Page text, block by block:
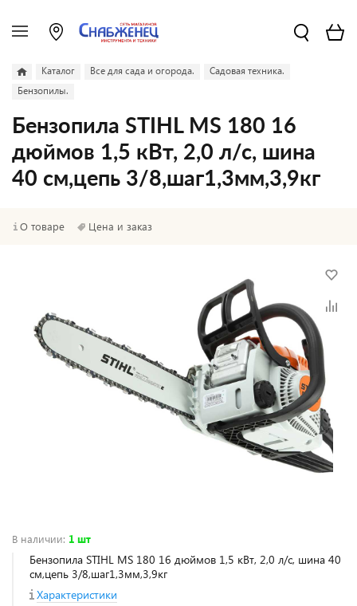
Каталог Все для сада и огорода.
Садовая техника.
Бензопилы.
Бензопила STIHL MS 180 16
дюймов 1,5 кВт, 2,0 л/с, шина
40 см,цепь 3/8,шаг1,3мм,3,9кг
О товаре Цена и заказ
В наличии: 1 шт
Бензопила STIHL MS 180 16 дюймов 1,5 кВт, 2,0 л/с, шина 40
см,цепь 3/8,шаг1,3мм,3,9кг
Характеристики